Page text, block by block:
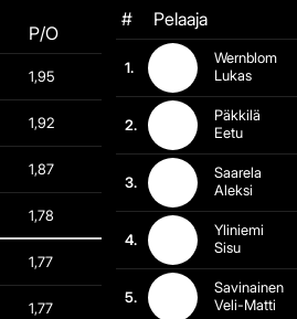
P/O
1,95
1,92
1,87
1,78
1,77
1,77
# Pelaaja
1.
Wernblom
Lukas
2.
Päkkilä
Eetu
3.
Saarela
Aleksi
4.
Yliniemi
Sisu
5.
Savinainen
Veli-Matti